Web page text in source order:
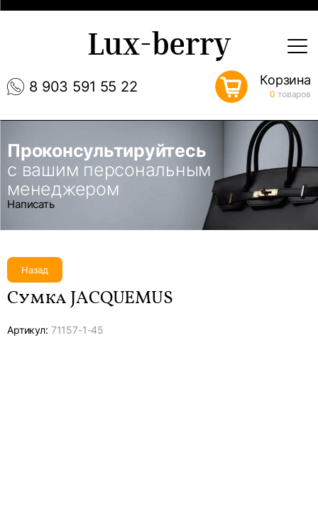
8 903 591 55 22
Lux-berry
Корзина
0 товаров
Проконсультируйтесь
с вашим персональным
менеджером
Написать
Назад
Сумка JACQUEMUS
Артикул: 71157-1-45